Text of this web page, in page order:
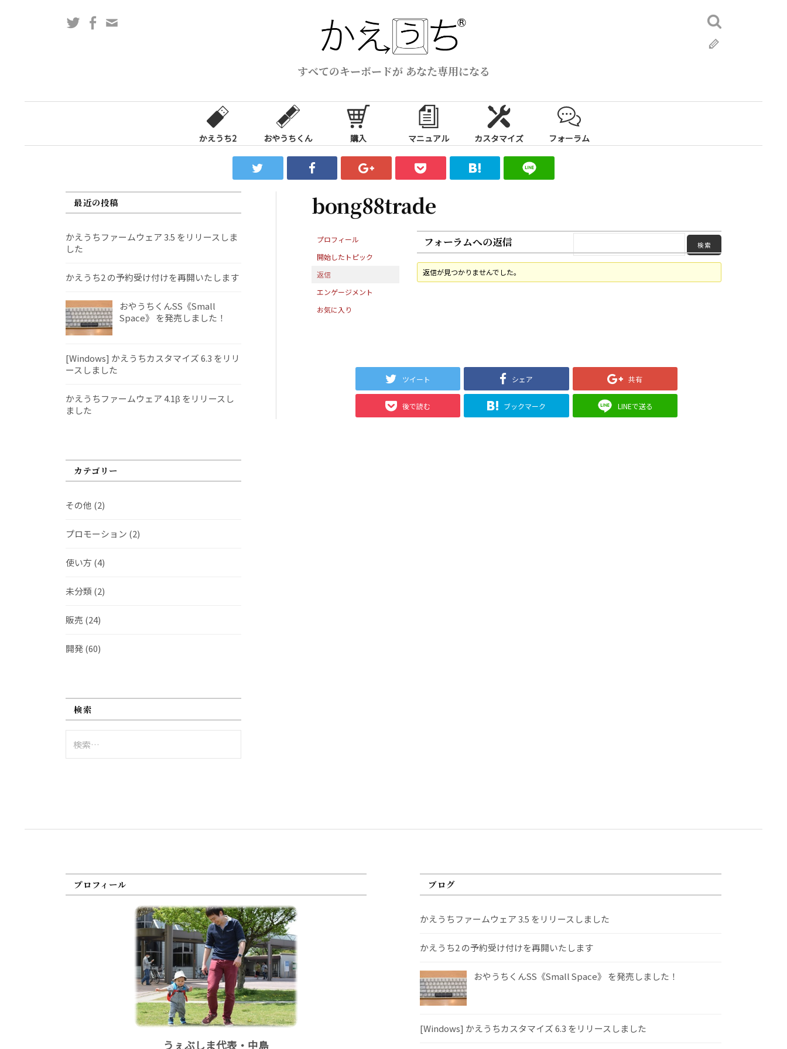
ス
すべてのキーボードが あなた専用になる
TwitterFacebook
検
索:
かえうち2 おやうちくん 購入 マニュアル カスタマイズ フォーラム
bong88trade
プロフィール
開始したトピック
返信
エンゲージメント
お気に入り
フォーラムへの返信
返信が見つかりませんでした。
ツイート シェア 共有
後で読む ブックマーク LINEで送る
最近の投稿
かえうちファームウェア 3.5 をリリースしま
した
かえうち2 の予約受け付けを再開いたします
おやうちくんSS《Small
Space》 を発売しました！
[Windows] かえうちカスタマイズ 6.3 をリリ
ースしました
かえうちファームウェア 4.1β をリリースし
ました
カテゴリー
その他 (2)
プロモーション (2)
使い方 (4)
未分類 (2)
販売 (24)
開発(60)
検索
索:
プロフィール
うぇぶしま代表・中島
ブログ
かえうちファームウェア 3.5 をリリースしました
かえうち2 の予約受け付けを再開いたします
おやうちくんSS《Small Space》 を発売しました！
[Windows] かえうちカスタマイズ 6.3 をリリースしました